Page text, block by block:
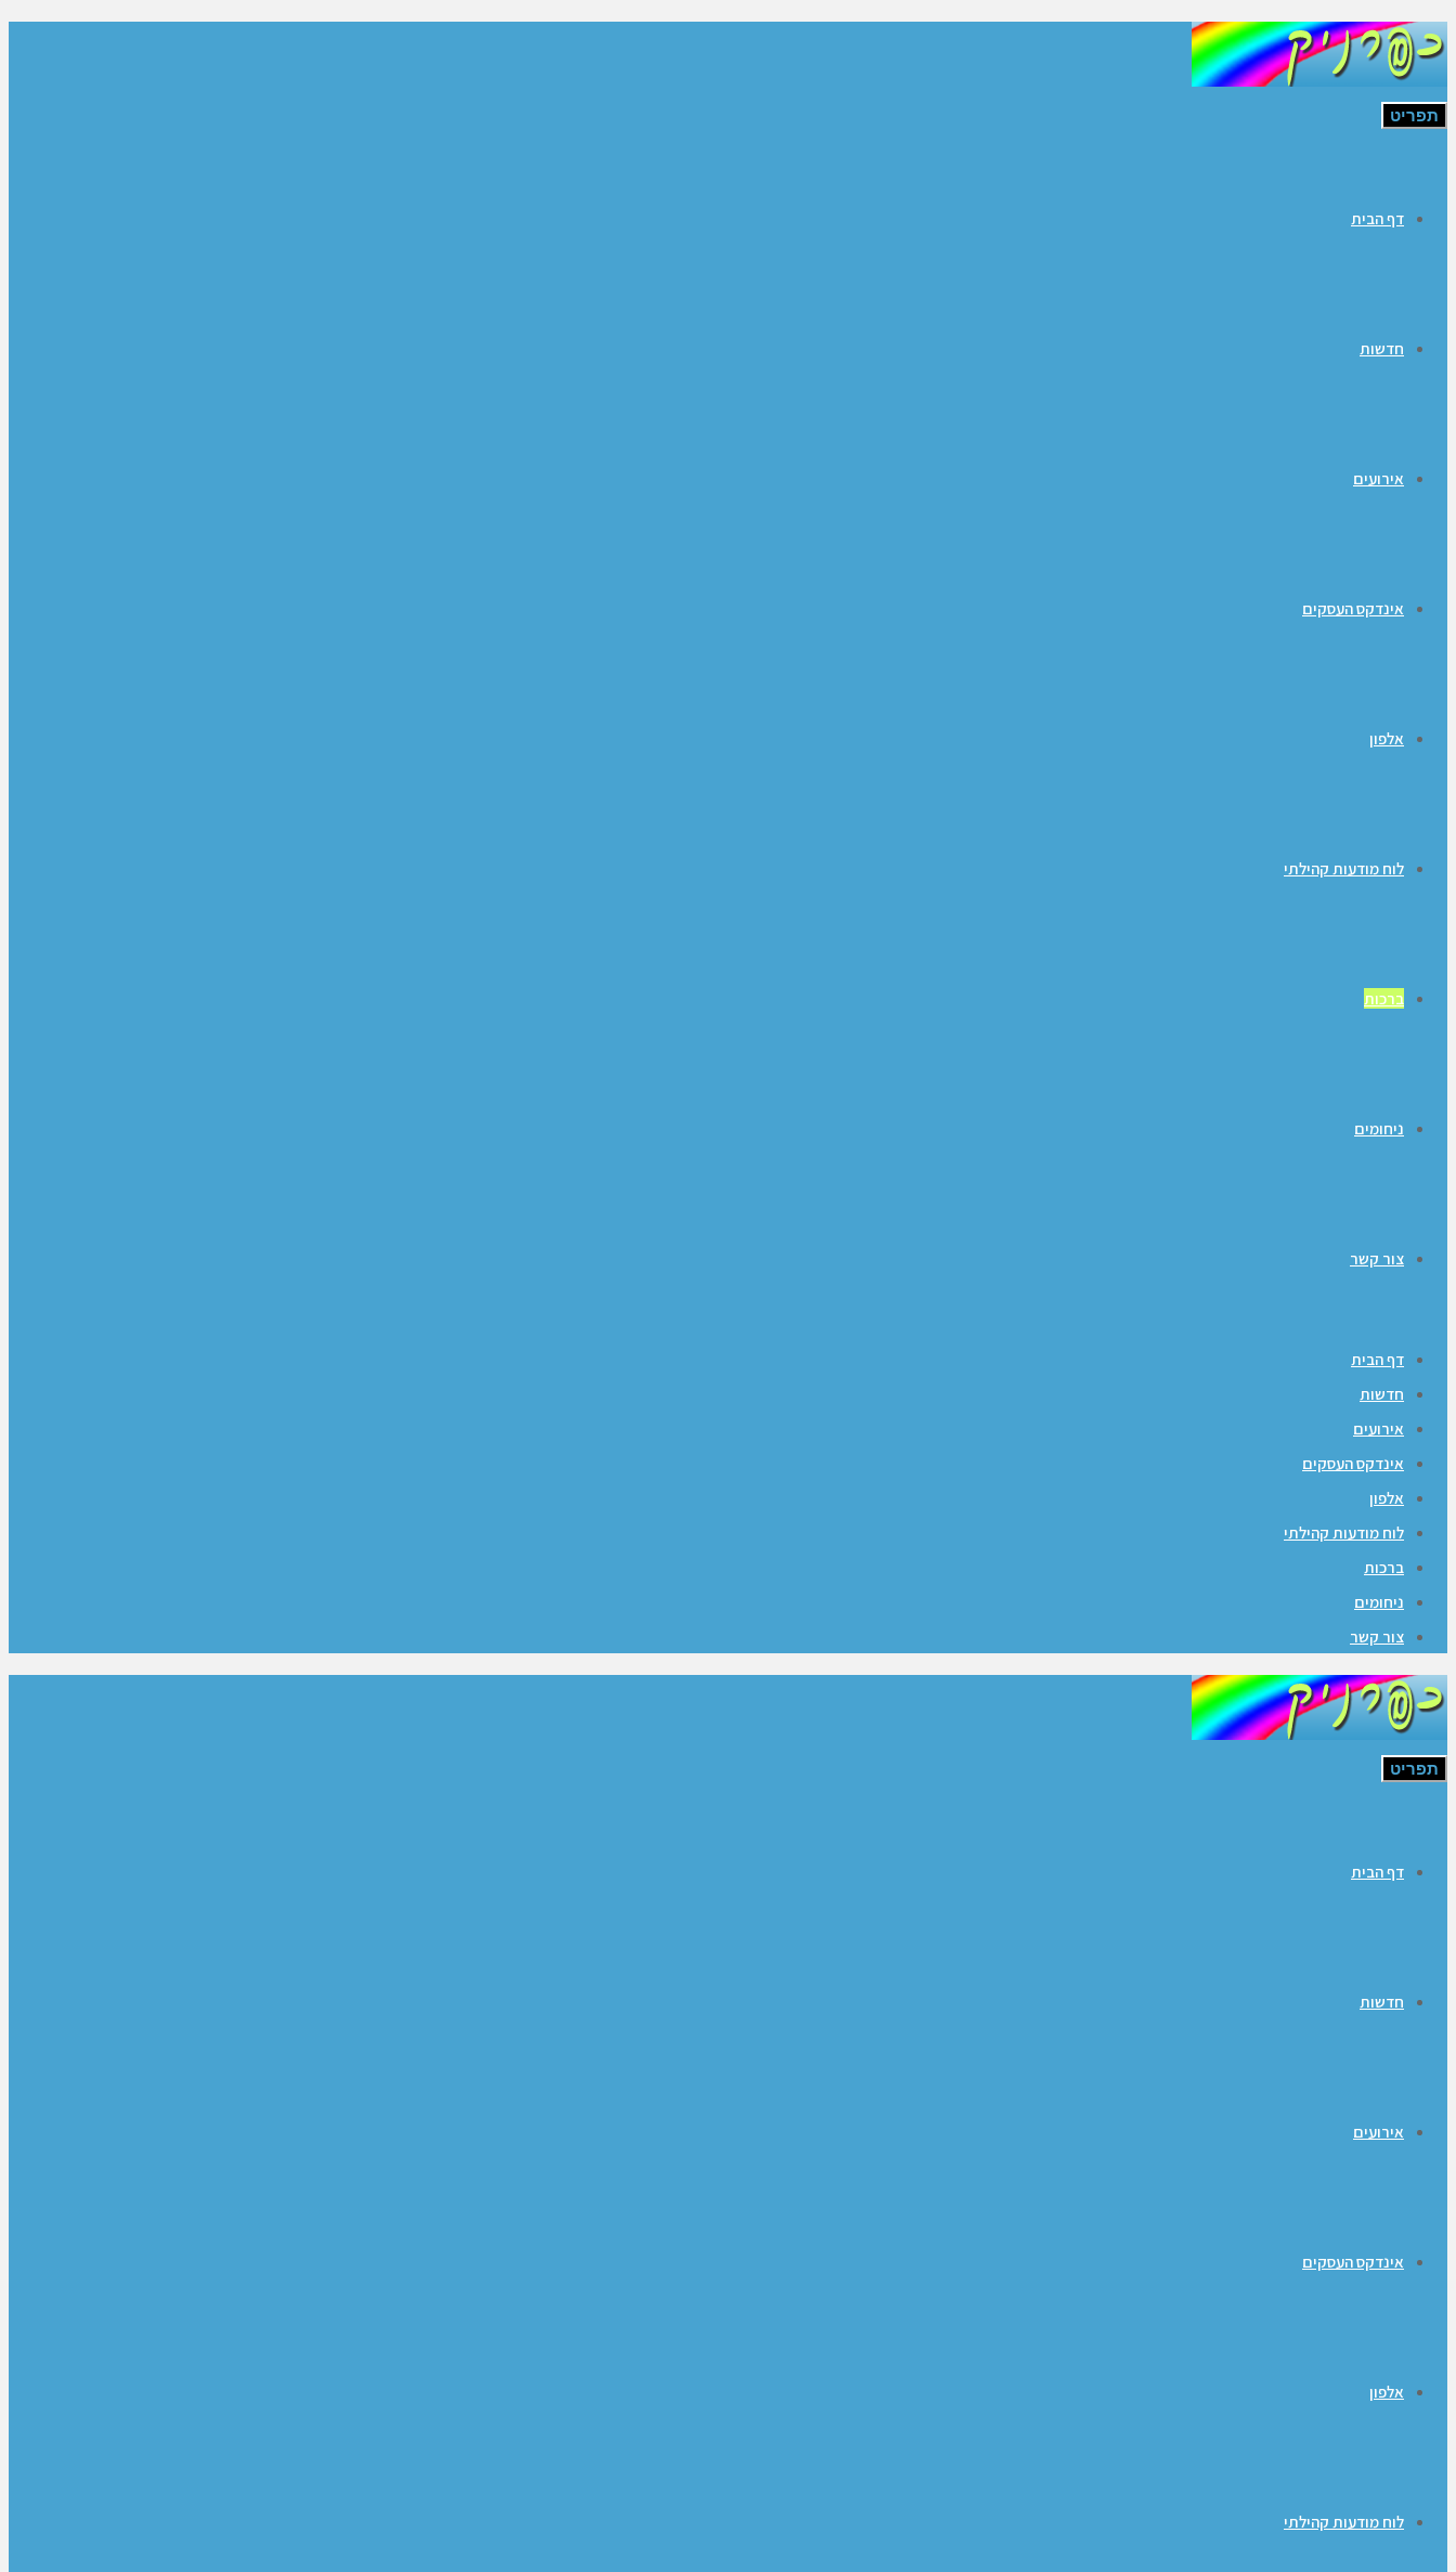
תפריט
דף הבית
חדשות
אירועים
אינדקס העסקים
אלפון
לוח מודעות קהילתי
ברכות
ניחומים
צור קשר
דף הבית
חדשות
אירועים
אינדקס העסקים
אלפון
לוח מודעות קהילתי
ברכות
ניחומים
צור קשר
תפריט
דף הבית
חדשות
אירועים
אינדקס העסקים
אלפון
לוח מודעות קהילתי